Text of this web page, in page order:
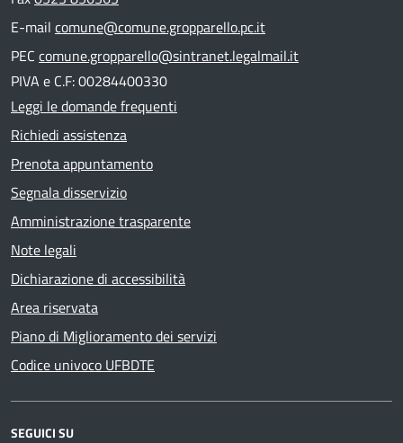
E-mail comune@comune.gropparello.pc.it
PEC comune.gropparello@sintranet.legalmail.it
PIVA e C.F: 00284400330
Leggi le domande frequenti
Richiedi assistenza
Prenota appuntamento
Segnala disservizio
Amministrazione trasparente
Note legali
Dichiarazione di accessibilità
Area riservata
Piano di Miglioramento dei servizi
Codice univoco UFBDTE
SEGUICI SU